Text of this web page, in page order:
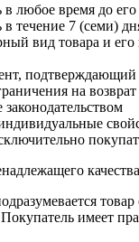
любое время до
течение 7 (семи)
вид товара и его
на
имеет